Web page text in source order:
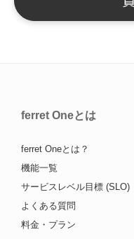
ferret Oneとは
ferret Oneとは？
機能一覧
サービスレベル目標 (SLO)
よくある質問
料金・プラン